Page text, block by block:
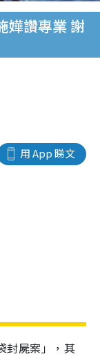
嬅讚專業 謝
用 App 睇文
封屍案」，其